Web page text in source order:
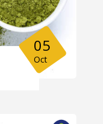
05
Oct